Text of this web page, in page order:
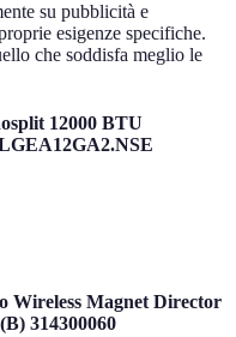
su pubblicità e
esigenze specifiche.
che soddisfa meglio le
12000 BTU
Wireless Magnet Director
314300060